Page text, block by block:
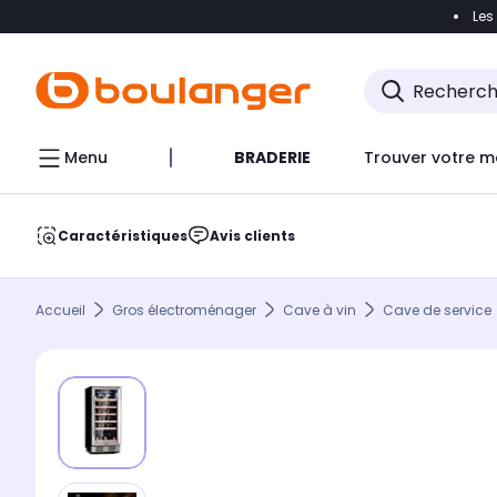
Accéder
Menu BRADERIE Trouver votre
Caractéristiques Avis clients
Accueil Gros électroménager Cave à vin Cave de service